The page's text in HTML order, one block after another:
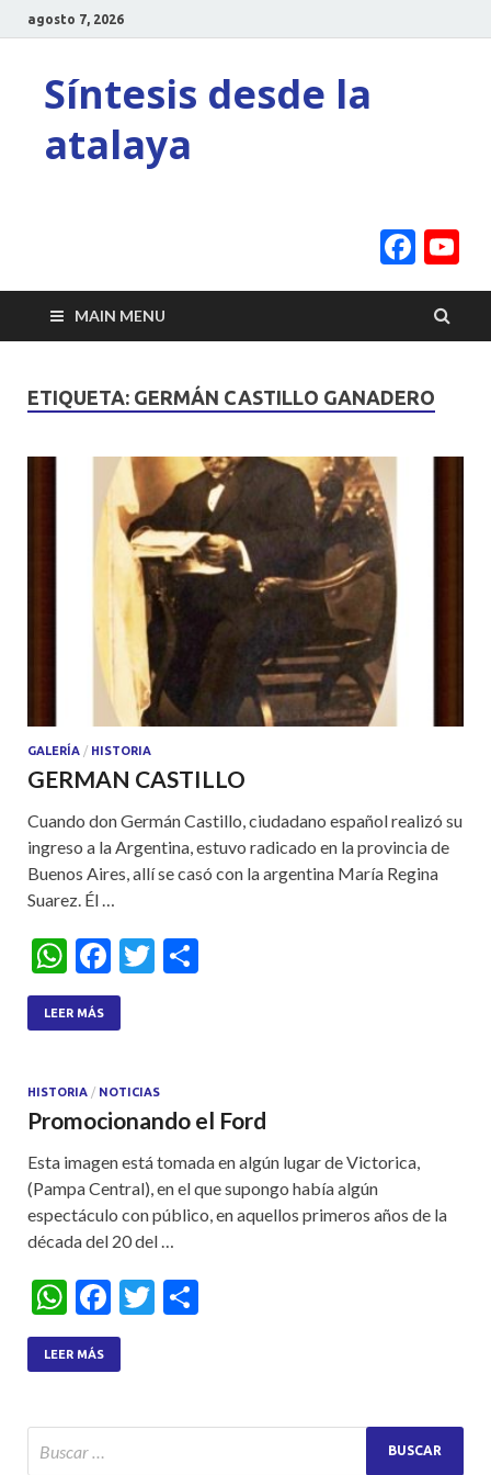
agosto 7, 2026
Síntesis desde la
atalaya
MAIN MENU
ETIQUETA: GERMÁN CASTILLO GANADERO
GALERÍA / HISTORIA
GERMAN CASTILLO
Cuando don Germán Castillo, ciudadano español realizó su
ingreso a la Argentina, estuvo radicado en la provincia de
Buenos Aires, allí se casó con la argentina María Regina
Suarez. Él …
W
h
at
A
p
p
F
ac
e
o
o
k
T
LEER MÁS
HISTORIA / NOTICIAS
Promocionando el Ford
Esta imagen está tomada en algún lugar de Victorica,
(Pampa Central), en el que supongo había algún
espectáculo con público, en aquellos primeros años de la
década del 20 del …
W
h
at
A
F
ac
e
o
T
LEER MÁS